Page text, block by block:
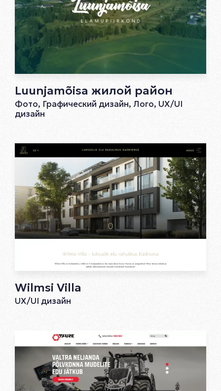
Luunjamõisa жилой район
Фото, Графический дизайн, Лого, UX/UI
дизайн
Wilmsi Villa
UX/UI дизайн